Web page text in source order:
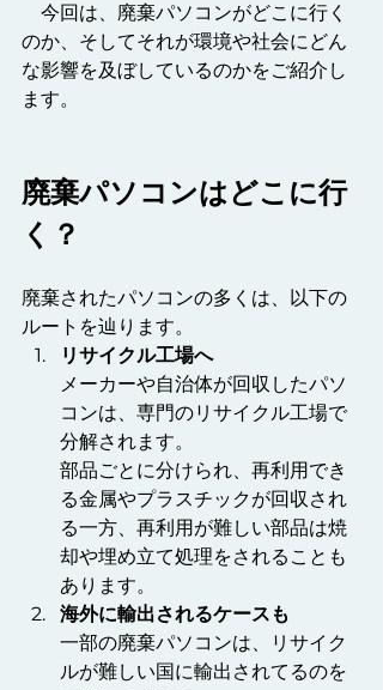
今回は、廃棄パソコンがどこに行く
のか、そしてそれが環境や社会にどん
な影響を及ぼしているのかをご紹介し
ます。
廃棄パソコンはどこに行
く？
廃棄されたパソコンの多くは、以下の
ルートを辿ります。
リサイクル工場へ
メーカーや自治体が回収したパソ
コンは、専門のリサイクル工場で
分解されます。
部品ごとに分けられ、再利用でき
る金属やプラスチックが回収され
る一方、再利用が難しい部品は焼
却や埋め立て処理をされることも
あります。
海外に輸出されるケースも
一部の廃棄パソコンは、リサイク
ルが難しい国に輸出されてるのを